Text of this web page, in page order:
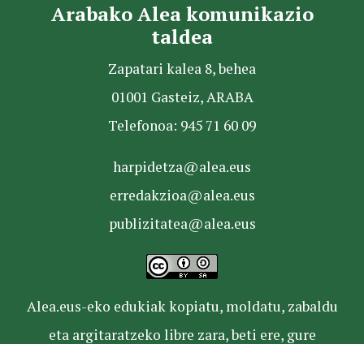
Arabako Alea komunikazio
taldea
Zapatari kalea 8, behea
01001 Gasteiz, ARABA
Telefonoa: 945 71 60 09
harpidetza@alea.eus
erredakzioa@alea.eus
publizitatea@alea.eus
Alea.eus-eko edukiak kopiatu, moldatu, zabaldu
eta argitaratzeko libre zara, beti ere, gure